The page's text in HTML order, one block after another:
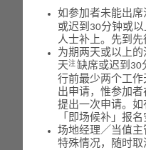
如参加者未能出
或迟到30分钟或
人士补上。先到先
为期两天或以上
天注缺席或迟到30
行前最少两个工
出申请，惟参加
提出一次申请。如
「即场候补」报名
场地经理／当值
特殊情况，随时